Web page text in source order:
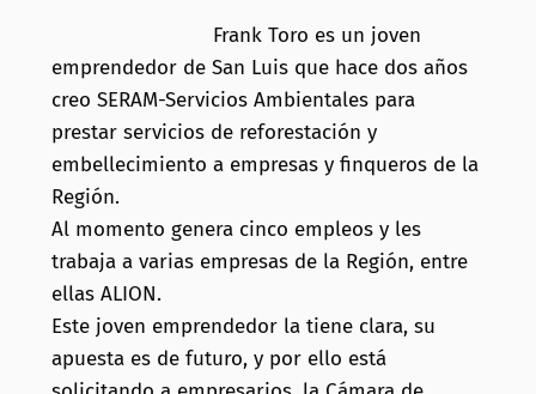
Frank Toro es un joven
emprendedor de San Luis que hace dos años
creo SERAM-Servicios Ambientales para
prestar servicios de reforestación y
embellecimiento a empresas y finqueros de la
Región.
Al momento genera cinco empleos y les
trabaja a varias empresas de la Región, entre
ellas ALION.
Este joven emprendedor la tiene clara, su
apuesta es de futuro, y por ello está